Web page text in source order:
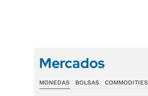
Mercados
MONEDAS BOLSAS COMMODITIES